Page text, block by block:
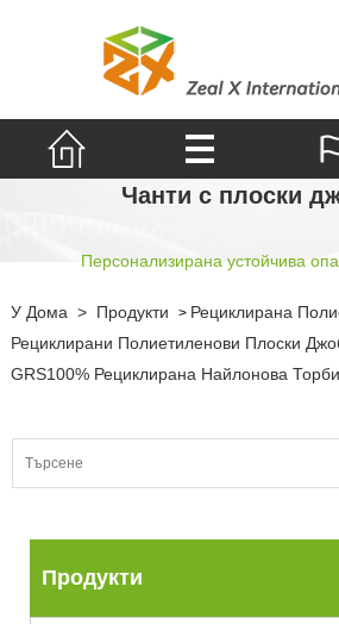
Чанти с плоски
Персонализирана устойчива
У Дома > Продукти > Рециклирана
Рециклирани Полиетиленови Плоски
GRS100% Рециклирана Найлонова
Продукти